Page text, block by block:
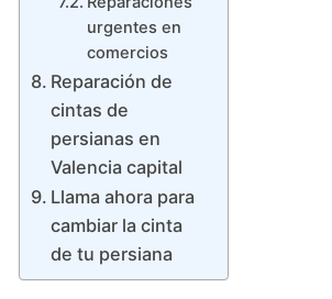
urgentes en
comercios
Reparación de
cintas de
persianas en
Valencia capital
Llama ahora para
cambiar la cinta
de tu persiana